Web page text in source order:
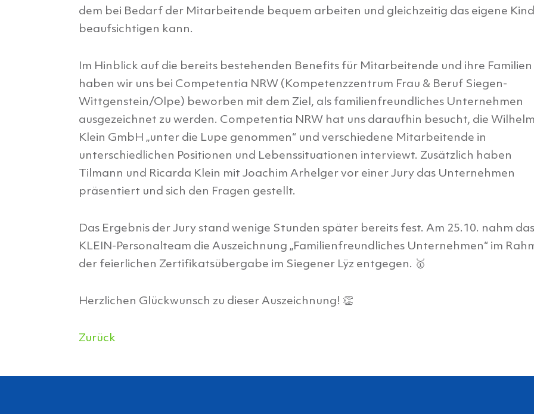
dem bei Bedarf der Mitarbeitende bequem arbeiten und gleichzeitig das eigene Kind
beaufsichtigen kann.
Im Hinblick auf die bereits bestehenden Benefits für Mitarbeitende und ihre Familien
haben wir uns bei Competentia NRW (Kompetenzzentrum Frau & Beruf Siegen-
Wittgenstein/Olpe) beworben mit dem Ziel, als familienfreundliches Unternehmen
ausgezeichnet zu werden. Competentia NRW hat uns daraufhin besucht, die Wilhelm
Klein GmbH „unter die Lupe genommen“ und verschiedene Mitarbeitende in
unterschiedlichen Positionen und Lebenssituationen in­terviewt. Zusätzlich haben
Tilmann und Ricarda Klein mit Joachim Arhelger vor einer Jury das Unternehmen
präsentiert und sich den Fragen gestellt.
Das Ergebnis der Jury stand wenige Stunden später bereits fest. Am 25.10. nahm das
KLEIN-Personalteam die Auszeichnung „Familienfreundliches Unternehmen“ im
der feierlichen Zertifikatsübergabe im Siegener Lÿz entgegen. 🥇
Herzlichen Glückwunsch zu dieser Auszeichnung! 👏
Zurück